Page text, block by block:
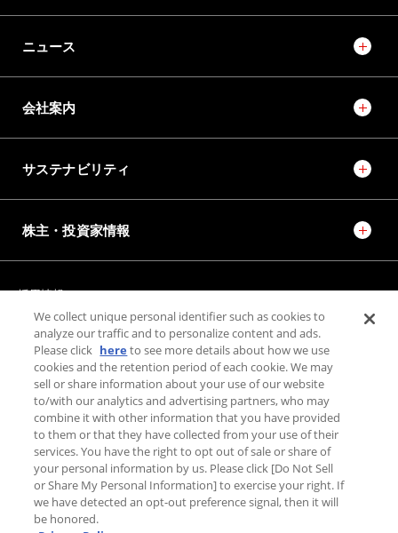
ニュース
会社案内
サステナビリティ
株主・投資家情報
採用情報 JTEKT STORIES
JTEKT SPORTS
JTEKT ENGINEERING JOURNAL
施設紹介
お問い合わせ
個人情報保護方針
利用規約
利用者情報の外部送信について
We collect unique personal identifier such as cookies to
analyze our traffic and to personalize content and ads.
Please click here to see more details about how we use
cookies and the retention period of each cookie. We may
sell or share information about your use of our website
to/with our analytics and advertising partners, who may
combine it with other information that you have provided
to them or that they have collected from your use of their
services. You have the right to opt out of sale or share of
your personal information by us. Please click [Do Not Sell
or Share My Personal Information] to exercise your right. If
we have detected an opt-out preference signal, then it will
be honored.